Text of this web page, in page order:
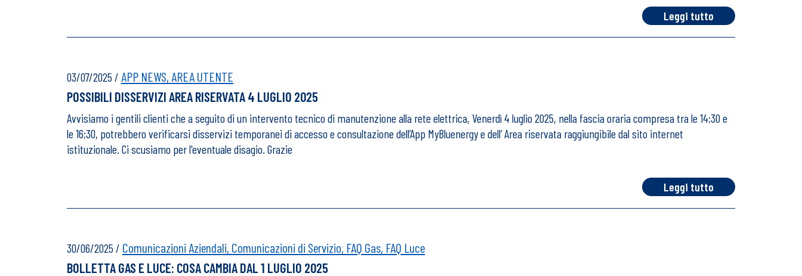
Leggi tutto
03/07/2025 / APP NEWS, AREA UTENTE
POSSIBILI DISSERVIZI AREA RISERVATA 4 LUGLIO 2025
Avvisiamo i gentili clienti che a seguito di un intervento tecnico di manutenzione alla rete elettrica, Venerdì 4 luglio 2025, nella fascia oraria compresa tra le 14;30 e
le 16;30, potrebbero verificarsi disservizi temporanei di accesso e consultazione dell’App MyBluenergy e dell’ Area riservata raggiungibile dal sito internet
istituzionale. Ci scusiamo per l'eventuale disagio. Grazie
Leggi tutto
30/06/2025 / Comunicazioni Aziendali, Comunicazioni di Servizio, FAQ Gas, FAQ Luce
BOLLETTA GAS E LUCE: COSA CAMBIA DAL 1 LUGLIO 2025